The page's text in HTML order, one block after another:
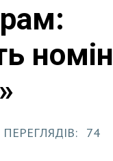
ПЕРЕГЛЯДІВ: 74